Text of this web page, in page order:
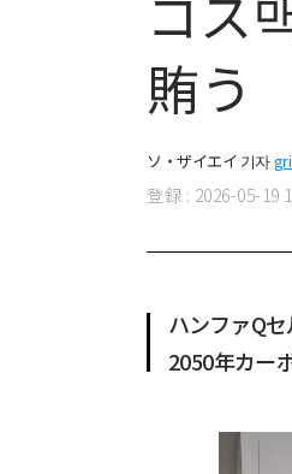
賄う
ソ・ザイエイ 기자
登録 : 2026-05-19
ハンファQ
2050年カー